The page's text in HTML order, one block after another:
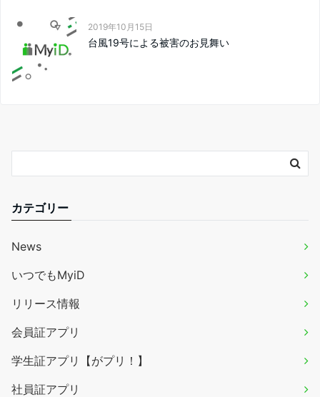
2019年10月15日
台風19号による被害のお見舞い
カテゴリー
News
いつでもMyiD
リリース情報
会員証アプリ
学生証アプリ【がプリ！】
社員証アプリ